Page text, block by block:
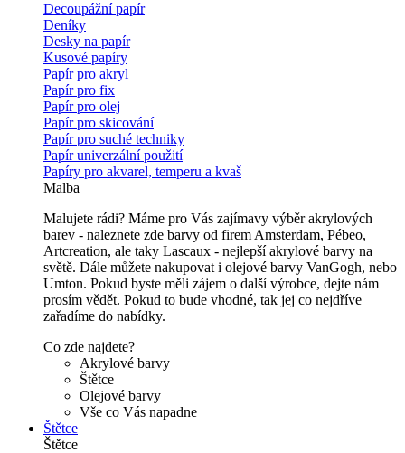
Decoupážní papír
Deníky
Desky na papír
Kusové papíry
Papír pro akryl
Papír pro fix
Papír pro olej
Papír pro skicování
Papír pro suché techniky
Papír univerzální použití
Papíry pro akvarel, temperu a kvaš
Malba
Malujete rádi? Máme pro Vás zajímavy výběr akrylových
barev - naleznete zde barvy od firem Amsterdam, Pébeo,
Artcreation, ale taky Lascaux - nejlepší akrylové barvy na
světě. Dále můžete nakupovat i olejové barvy VanGogh, nebo
Umton. Pokud byste měli zájem o další výrobce, dejte nám
prosím vědět. Pokud to bude vhodné, tak jej co nejdříve
zařadíme do nabídky.
Co zde najdete?
Akrylové barvy
Štětce
Olejové barvy
Vše co Vás napadne
Štětce
Štětce